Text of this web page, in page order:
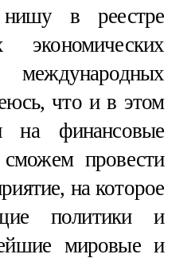
нишу в реестре
экономических
что и в этом
на финансовые
провести
на которое
политики и
мировые и